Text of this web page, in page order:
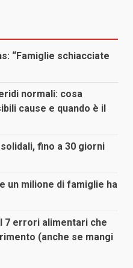
“Famiglie schiacciate
normali: cosa
cause e quando è il
fino a 30 giorni
un milione di famiglie ha
7 errori alimentari che
(anche se mangi